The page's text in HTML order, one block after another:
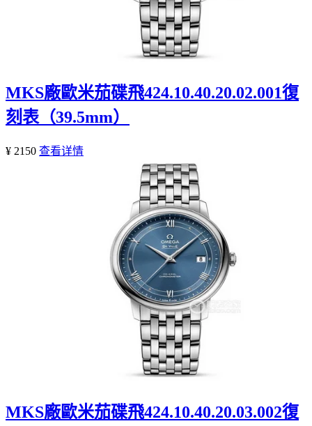
MKS廠歐米茄碟飛424.10.40.20.02.001復
刻表（39.5mm）
¥ 2150 查看详情
MKS廠歐米茄碟飛424.10.40.20.03.002復